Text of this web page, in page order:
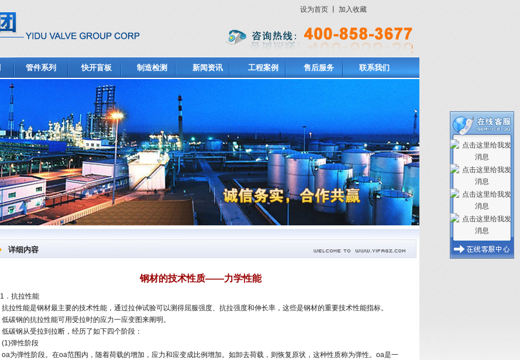
设为首页丨 加入收藏
管件系列 快开盲板 制造检测 新闻资讯 工程案例 售后服务 联系我们
详细内容
钢材的技术性质——力学性能
1．抗拉性能
抗拉性能是钢材最主要的技术性能，通过拉伸试验可以测得屈服强度、抗拉强度和伸长率，这些是钢材的重要技术性能指标。
低碳钢的抗拉性能可用受拉时的应力一应变图来阐明。
低碳钢从受拉到拉断，经历了如下四个阶段：
(1)弹性阶段
oa为弹性阶段。在oa范围内，随着荷载的增加，应力和应变成比例增加。如卸去荷载，则恢复原状，这种性质称为弹性。oa是一